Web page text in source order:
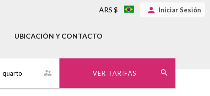
UBICACIÓN Y CONTACTO
ARS $ Iniciar Sesión
quarto VER TARIFAS